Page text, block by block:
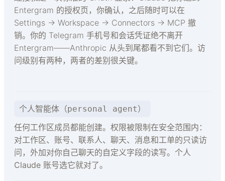
Entergram 的授权页，你确认，之后随时可以在
Settings → Workspace → Connectors → MCP 撤
销。你的 Telegram 手机号和会话凭证绝不离开
Entergram——Anthropic 从头到尾都看不到它们。访
问级别有两种，两者的差别很关键。
个人智能体（personal agent）
任何工作区成员都能创建。权限被限制在安全范围内：
对工作区、账号、联系人、聊天、消息和工单的只读访
问，外加对你自己聊天的自定义字段的读写。个人
Claude 账号选它就对了。